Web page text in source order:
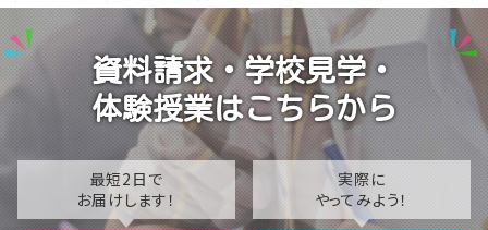
Vtuberという表現を学ぶ
2025
2024
2023
2021
2020
資料請求・学校見学・
体験授業はこちらから
最短2日で
お届けします！
実際に
やってみよう！